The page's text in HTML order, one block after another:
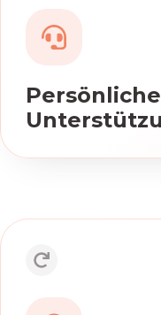
Persönliche
Direkt